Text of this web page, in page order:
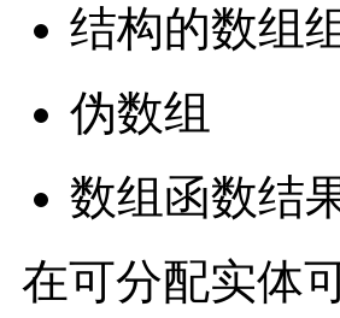
结构的数组
伪数组
数组函数结
在可分配实体